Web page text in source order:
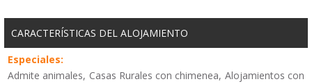
CARACTERÍSTICAS DEL ALOJAMIENTO
Especiales:
Admite animales, Casas Rurales con chimenea, Alojamientos con